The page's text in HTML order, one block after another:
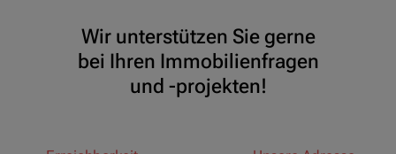
Wir unterstützen Sie gerne
bei Ihren Immobilienfragen
und -projekten!